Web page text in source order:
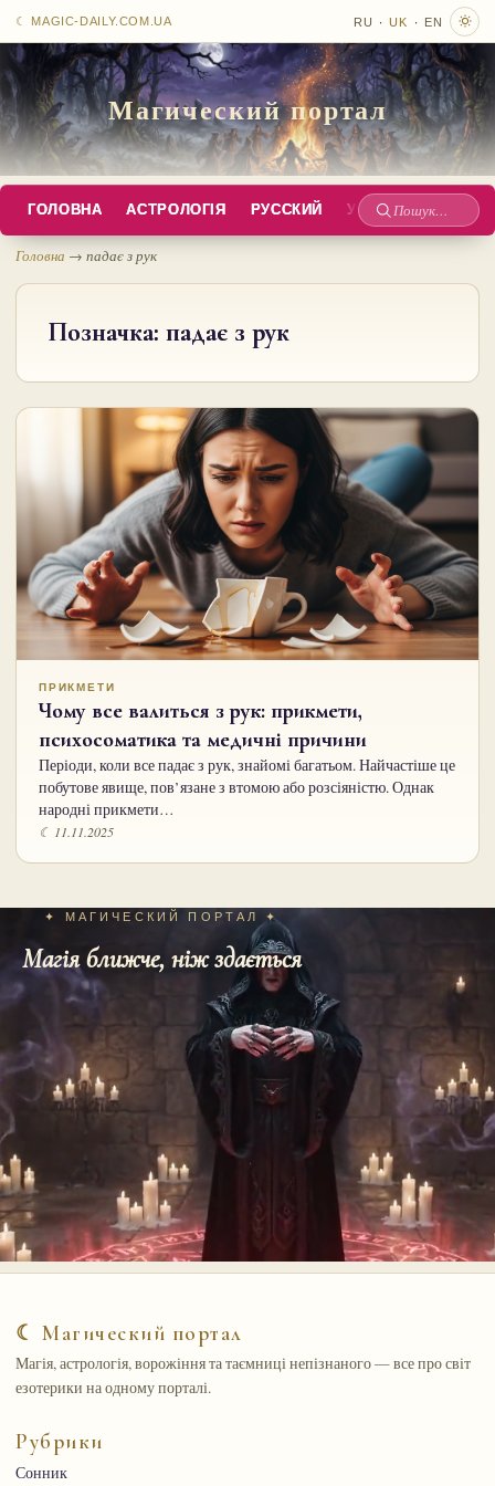
☾ MAGIC-DAILY.COM.UA RU · UK · EN
Магический портал
ГОЛОВНА АСТРОЛОГІЯ РУССКИЙ УКРАЇНСЬКА
Пошук
сайту
Головна → падає з рук
Позначка: падає з рук
ПРИКМЕТИ
Чому все валиться з рук: прикмети,
психосоматика та медичні причини
Періоди, коли все падає з рук, знайомі багатьом. Найчастіше це
побутове явище, пов’язане з втомою або розсіяністю. Однак
народні прикмети…
☾ 11.11.2025
✦ МАГИЧЕСКИЙ ПОРТАЛ ✦
Магія ближче, ніж здається
☾ Магический портал
Магія, астрологія, ворожіння та таємниці непізнаного — все про світ
езотерики на одному порталі.
Рубрики
Сонник